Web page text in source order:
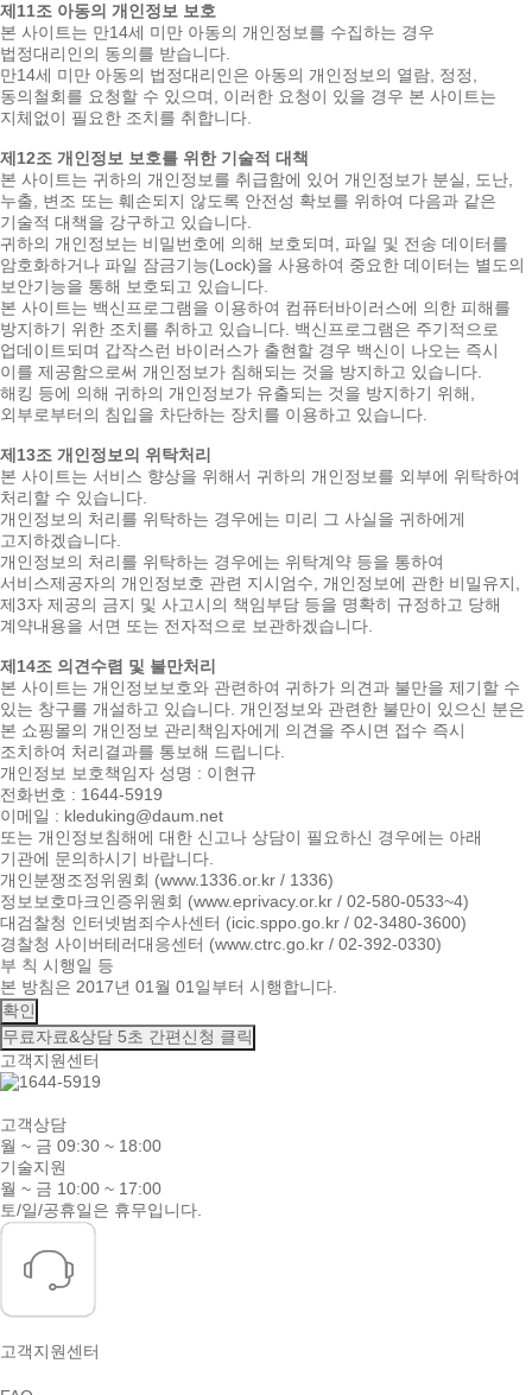
제11조 아동의 개인정보 보호
본 사이트는 만14세 미만 아동의 개인정보를 수집하는 경우
법정대리인의 동의를 받습니다.
만14세 미만 아동의 법정대리인은 아동의 개인정보의 열람, 정정,
동의철회를 요청할 수 있으며, 이러한 요청이 있을 경우 본 사이트는
지체없이 필요한 조치를 취합니다.
제12조 개인정보 보호를 위한 기술적 대책
본 사이트는 귀하의 개인정보를 취급함에 있어 개인정보가 분실, 도난,
누출, 변조 또는 훼손되지 않도록 안전성 확보를 위하여 다음과 같은
기술적 대책을 강구하고 있습니다.
귀하의 개인정보는 비밀번호에 의해 보호되며, 파일 및 전송 데이터를
암호화하거나 파일 잠금기능(Lock)을 사용하여 중요한 데이터는 별도의
보안기능을 통해 보호되고 있습니다.
본 사이트는 백신프로그램을 이용하여 컴퓨터바이러스에 의한 피해를
방지하기 위한 조치를 취하고 있습니다. 백신프로그램은 주기적으로
업데이트되며 갑작스런 바이러스가 출현할 경우 백신이 나오는 즉시
이를 제공함으로써 개인정보가 침해되는 것을 방지하고 있습니다.
해킹 등에 의해 귀하의 개인정보가 유출되는 것을 방지하기 위해,
외부로부터의 침입을 차단하는 장치를 이용하고 있습니다.
제13조 개인정보의 위탁처리
본 사이트는 서비스 향상을 위해서 귀하의 개인정보를 외부에 위탁하여
처리할 수 있습니다.
개인정보의 처리를 위탁하는 경우에는 미리 그 사실을 귀하에게
고지하겠습니다.
개인정보의 처리를 위탁하는 경우에는 위탁계약 등을 통하여
서비스제공자의 개인정보호 관련 지시엄수, 개인정보에 관한 비밀유지,
제3자 제공의 금지 및 사고시의 책임부담 등을 명확히 규정하고 당해
계약내용을 서면 또는 전자적으로 보관하겠습니다.
제14조 의견수렴 및 불만처리
본 사이트는 개인정보보호와 관련하여 귀하가 의견과 불만을 제기할 수
있는 창구를 개설하고 있습니다. 개인정보와 관련한 불만이 있으신 분은
본 쇼핑몰의 개인정보 관리책임자에게 의견을 주시면 접수 즉시
조치하여 처리결과를 통보해 드립니다.
개인정보 보호책임자 성명 : 이현규
전화번호 : 1644-5919
이메일 : kleduking@daum.net
또는 개인정보침해에 대한 신고나 상담이 필요하신 경우에는 아래
기관에 문의하시기 바랍니다.
개인분쟁조정위원회 (www.1336.or.kr / 1336)
정보보호마크인증위원회 (www.eprivacy.or.kr / 02-580-0533~4)
대검찰청 인터넷범죄수사센터 (icic.sppo.go.kr / 02-3480-3600)
경찰청 사이버테러대응센터 (www.ctrc.go.kr / 02-392-0330)
부 칙 시행일 등
본 방침은 2017년 01월 01일부터 시행합니다.
확인
무료자료&상담 5초 간편신청 클릭
고객지원센터
고객상담
월 ~ 금 09:30 ~ 18:00
기술지원
월 ~ 금 10:00 ~ 17:00
토/일/공휴일은 휴무입니다.
고객지원센터